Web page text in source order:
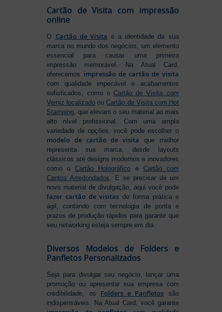
Cartão de Visita com impressão
online
O Cartão de Visita é a identidade da sua
marca no mundo dos negócios, um elemento
essencial para causar uma primeira
impressão memorável. Na Atual Card,
oferecemos impressão de cartão de visita
com qualidade impecável e acabamentos
sofisticados, como o Cartão de Visita com
Verniz localizado ouCartão de Visita com Hot
Stamping , que elevam o seu material ao mais
alto nível profissional. Com uma ampla
variedade de opções, você pode escolher o
modelo de cartão de visita que melhor
representa sua marca, desde layouts
clássicos até designs modernos e inovadores
como oCartão Holográfico e Cartão com
Cantos Arredondados . E se precisar de um
novo material de divulgação, aqui você pode
fazer cartão de visitas de forma prática e
ágil, contando com tecnologia de ponta e
prazos de produção rápidos para garantir que
seu networking esteja sempre em dia.
Diversos Modelos de Folders e
Panfletos Personalizados
Seja para divulgar seu negócio, lançar uma
promoção ou apresentar sua empresa com
credibilidade, os Folders e Panfletos são
indispensáveis. Na Atual Card, você garante